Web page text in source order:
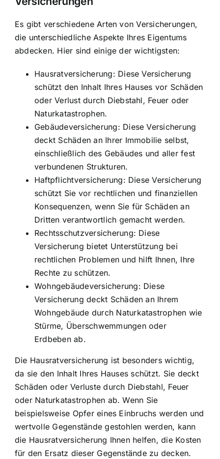
Es gibt verschiedene Arten von Versicherungen,
die unterschiedliche Aspekte Ihres Eigentums
abdecken. Hier sind einige der wichtigsten:
Hausratversicherung: Diese Versicherung
schützt den Inhalt Ihres Hauses vor Schäden
oder Verlust durch Diebstahl, Feuer oder
Naturkatastrophen.
Gebäudeversicherung: Diese Versicherung
deckt Schäden an Ihrer Immobilie selbst,
einschließlich des Gebäudes und aller fest
verbundenen Strukturen.
Haftpflichtversicherung: Diese Versicherung
schützt Sie vor rechtlichen und finanziellen
Konsequenzen, wenn Sie für Schäden an
Dritten verantwortlich gemacht werden.
Rechtsschutzversicherung: Diese
Versicherung bietet Unterstützung bei
rechtlichen Problemen und hilft Ihnen, Ihre
Rechte zu schützen.
Wohngebäudeversicherung: Diese
Versicherung deckt Schäden an Ihrem
Wohngebäude durch Naturkatastrophen wie
Stürme, Überschwemmungen oder
Erdbeben ab.
Die Hausratversicherung ist besonders wichtig,
da sie den Inhalt Ihres Hauses schützt. Sie deckt
Schäden oder Verluste durch Diebstahl, Feuer
oder Naturkatastrophen ab. Wenn Sie
beispielsweise Opfer eines Einbruchs werden und
wertvolle Gegenstände gestohlen werden, kann
die Hausratversicherung Ihnen helfen, die Kosten
für den Ersatz dieser Gegenstände zu decken.